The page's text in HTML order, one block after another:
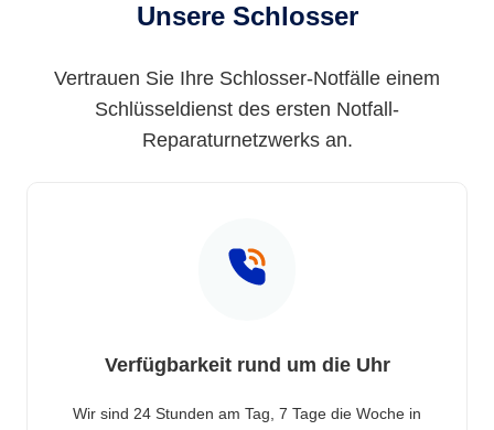
Unsere Schlosser
Vertrauen Sie Ihre Schlosser-Notfälle einem
Schlüsseldienst des ersten Notfall-
Reparaturnetzwerks an.
Verfügbarkeit rund um die Uhr
Wir sind 24 Stunden am Tag, 7 Tage die Woche in